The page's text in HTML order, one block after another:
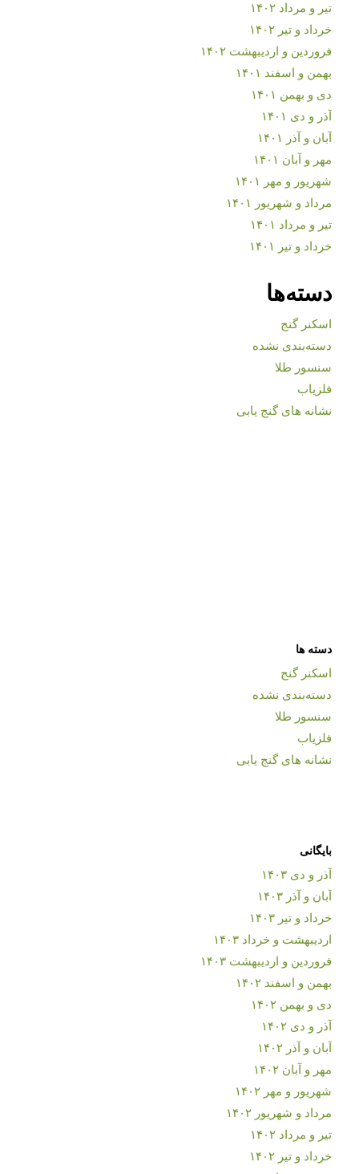
تیر و مرداد ۱۴۰۲
خرداد و تیر ۱۴۰۲
فروردین و اردیبهشت ۱۴۰۲
بهمن و اسفند ۱۴۰۱
دی و بهمن ۱۴۰۱
آذر و دی ۱۴۰۱
آبان و آذر ۱۴۰۱
مهر و آبان ۱۴۰۱
شهریور و مهر ۱۴۰۱
مرداد و شهریور ۱۴۰۱
تیر و مرداد ۱۴۰۱
خرداد و تیر ۱۴۰۱
دسته‌ها
اسکنر گنج
دسته‌بندی نشده
سنسور طلا
فلزیاب
نشانه های گنج یابی
دسته ها
اسکنر گنج
دسته‌بندی نشده
سنسور طلا
فلزیاب
نشانه های گنج یابی
بایگانی
آذر و دی ۱۴۰۳
آبان و آذر ۱۴۰۳
خرداد و تیر ۱۴۰۳
اردیبهشت و خرداد ۱۴۰۳
فروردین و اردیبهشت ۱۴۰۳
بهمن و اسفند ۱۴۰۲
دی و بهمن ۱۴۰۲
آذر و دی ۱۴۰۲
آبان و آذر ۱۴۰۲
مهر و آبان ۱۴۰۲
شهریور و مهر ۱۴۰۲
مرداد و شهریور ۱۴۰۲
تیر و مرداد ۱۴۰۲
خرداد و تیر ۱۴۰۲